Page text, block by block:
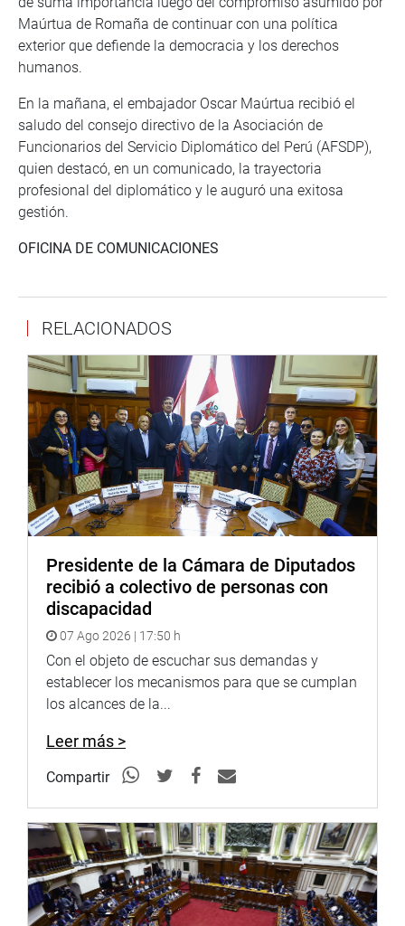
Maúrtua de Romaña de continuar con una política
exterior que defiende la democracia y los derechos
humanos.
En la mañana, el embajador Oscar Maúrtua recibió el
saludo del consejo directivo de la Asociación de
Funcionarios del Servicio Diplomático del Perú (AFSDP),
quien destacó, en un comunicado, la trayectoria
profesional del diplomático y le auguró una exitosa
gestión.
OFICINA DE COMUNICACIONES
RELACIONADOS
Presidente de la Cámara de Diputados
recibió a colectivo de personas con
discapacidad
07 Ago 2026 | 17:50 h
Con el objeto de escuchar sus demandas y
establecer los mecanismos para que se cumplan
los alcances de la...
Leer más >
Compartir